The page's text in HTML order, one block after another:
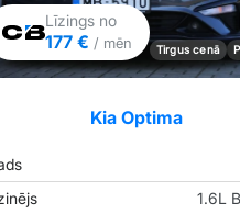
Līzings no
177 € / mēn Tirgus cenā
Kia Optima
1.6L